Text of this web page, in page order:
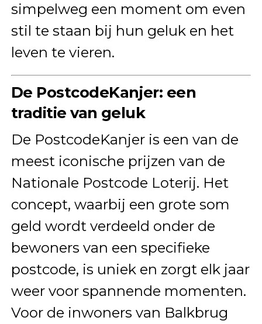
simpelweg een moment om even
stil te staan bij hun geluk en het
leven te vieren.
De PostcodeKanjer: een
traditie van geluk
De PostcodeKanjer is een van de
meest iconische prijzen van de
Nationale Postcode Loterij. Het
concept, waarbij een grote som
geld wordt verdeeld onder de
bewoners van een specifieke
postcode, is uniek en zorgt elk jaar
weer voor spannende momenten.
Voor de inwoners van Balkbrug